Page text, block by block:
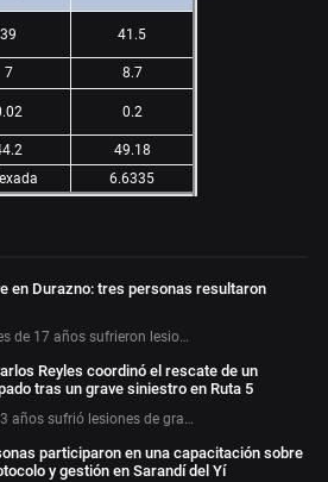
39 41.5
7 8.7
0.2
49.18
6.6335
en Durazno: tres personas resultaron
de 17 años sufrieron lesio…
Reyles coordinó el rescate de un
tras un grave siniestro en Ruta 5
años sufrió lesiones de gra…
participaron en una capacitación sobre
y gestión en Sarandí del Yí